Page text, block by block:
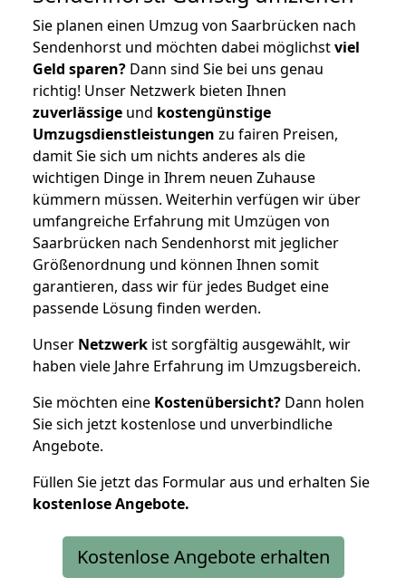
Sie planen einen Umzug von Saarbrücken nach
Sendenhorst und möchten dabei möglichstviel
Geld sparen? Dann sind Sie bei uns genau
richtig! Unser Netzwerk bieten Ihnen
zuverlässige und kostengünstige
Umzugsdienstleistungen zu fairen Preisen,
damit Sie sich um nichts anderes als die
wichtigen Dinge in Ihrem neuen Zuhause
kümmern müssen. Weiterhin verfügen wir über
umfangreiche Erfahrung mit Umzügen von
Saarbrücken nach Sendenhorst mit jeglicher
Größenordnung und können Ihnen somit
garantieren, dass wir für jedes Budget eine
passende Lösung finden werden.
Unser Netzwerk ist sorgfältig ausgewählt, wir
haben viele Jahre Erfahrung im Umzugsbereich.
Sie möchten eine Kostenübersicht? Dann holen
Sie sich jetzt kostenlose und unverbindliche
Angebote.
Füllen Sie jetzt das Formular aus und erhalten Sie
kostenloseAngebote.
Kostenlose Angebote erhalten